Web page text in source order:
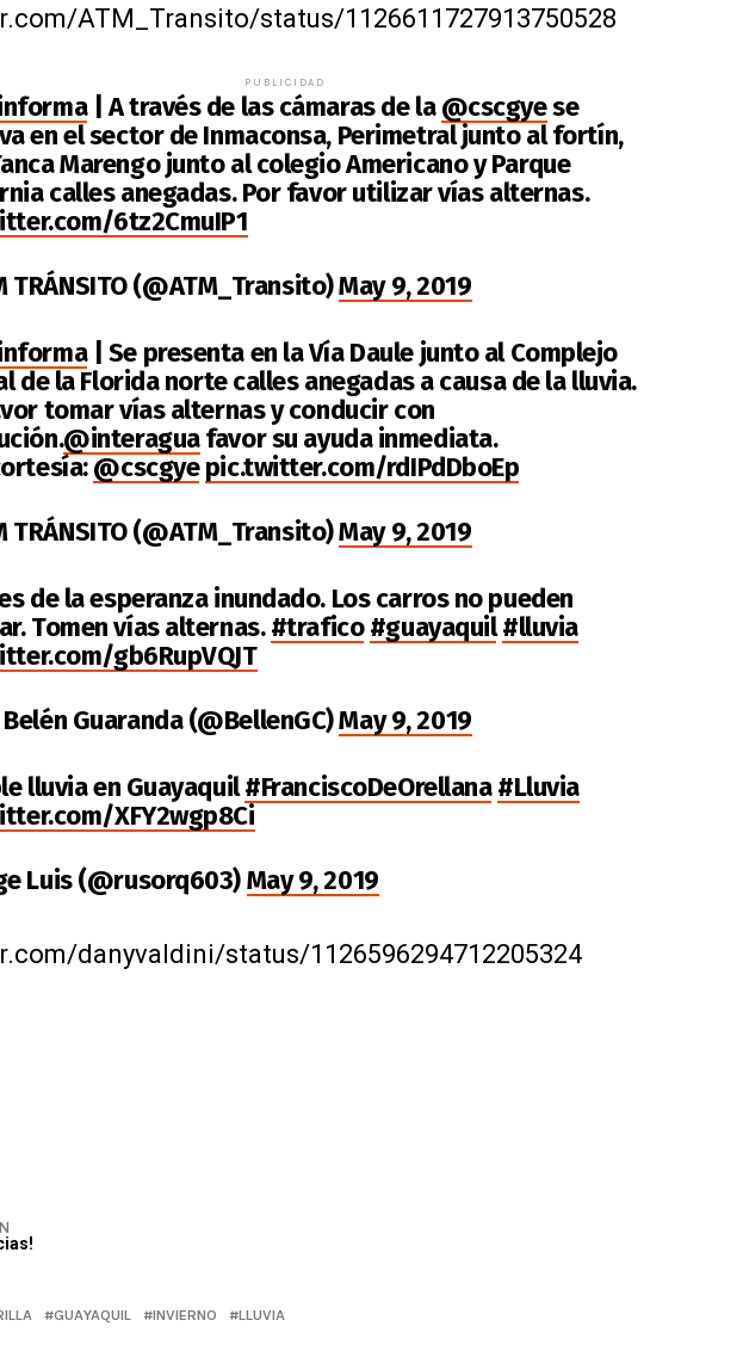
ATM_Transito/status/1126611727913750528
PUBLICIDAD
| A través de las cámaras de la@cscgyese
en el sector de Inmaconsa, Perimetral junto al fortín,
Marengo junto al colegio Americano y Parque
calles anegadas. Por favor utilizar vías alternas.
6tz2CmuIP1
TRÁNSITO (@ATM_Transito)May 9, 2019
| Se presenta en la Vía Daule junto al Complejo
de la Florida norte calles anegadas a causa de la lluvia.
tomar vías alternas y conducir con
@interaguafavor su ayuda inmediata.
@cscgye pic.twitter.com/rdIPdDboEp
TRÁNSITO (@ATM_Transito)May 9, 2019
de la esperanza inundado. Los carros no pueden
Tomen vías alternas.#trafico #guayaquil #lluvia
gb6RupVQJT
Guaranda (@BellenGC)May 9, 2019
lluvia en Guayaquil#FranciscoDeOrellana #Lluvia
XFY2wgp8Ci
Luis (@rusorq603)May 9, 2019
danyvaldini/status/1126596294712205324
GUAYAQUIL INVIERNO LLUVIA